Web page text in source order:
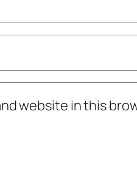
website in this